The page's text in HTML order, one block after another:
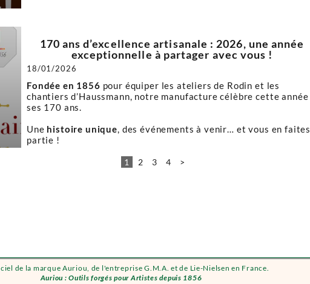
de la marque Auriou, de l'entreprise G.M.A. et de Lie-Nielsen en France.
Auriou : Outils forgés pour Artistes depuis 1856
170 ans d’excellence artisanale : 2026, une année
exceptionnelle à partager avec vous !
18/01/2026
Fondée en 1856 pour équiper les ateliers de Rodin et les
chantiers d’Haussmann, notre manufacture célèbre cette année
ses 170 ans.
Une histoire unique, des événements à venir… et vous en faites
partie !
1 2 3 4 >